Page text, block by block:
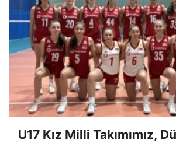
U17 Kız Milli Takımımız,